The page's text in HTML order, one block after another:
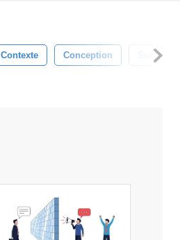
Contexte Conception